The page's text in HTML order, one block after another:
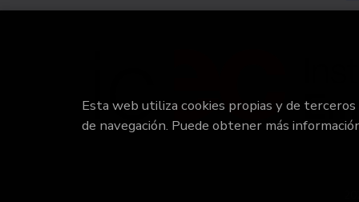
Esta web utiliza cookies propias y de
de navegación. Puede obtener más